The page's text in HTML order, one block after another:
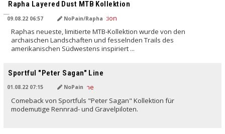
Rapha Layered Dust MTB Kollektion
09.08.22 06:57 NoPain/Rapha
Raphas neueste, limitierte MTB-Kollektion wurde von den
archaischen Landschaften und fesselnden Trails des
amerikanischen Südwestens inspiriert ...
Sportful "Peter Sagan" Line
01.08.22 07:15 NoPain
Comeback von Sportfuls "Peter Sagan" Kollektion für
modemutige Rennrad- und Gravelpiloten.